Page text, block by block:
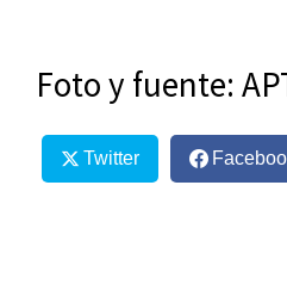
Foto y fuente:
Twitter